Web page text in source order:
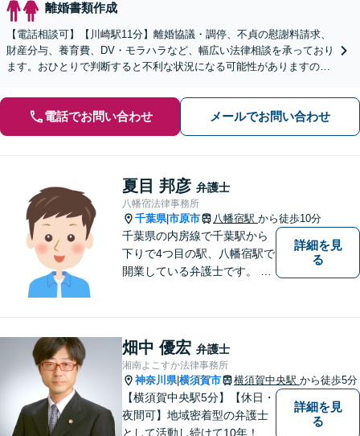
離婚書類作成
【電話相談可】【川崎駅11分】離婚協議・調停、不貞の慰謝料請求、
財産分与、養育費、DV・モラハラなど、幅広い法律相談を承っており
ます。おひとりで判断すると不利な状況になる可能性がありますので
電話でお問い合わせ メールでお問い合わせ
夏目 邦彦 弁護士
八幡宿法律事務所
千葉県|市原市 八幡宿駅 から徒歩10分
千葉県の内房線で千葉駅から
下りで4つ目の駅、八幡宿駅で
開業している弁護士です。 八
おります。
詳細を見
る
畑中 優宏 弁護士
湘南よこすか法律事務所
神奈川県|横須賀市 横須賀中央駅 から徒歩5分
【横須賀中央駅5分】【休日・
夜間可】地域密着型の弁護士
として活動し続けて10年！豊
詳細を見
る